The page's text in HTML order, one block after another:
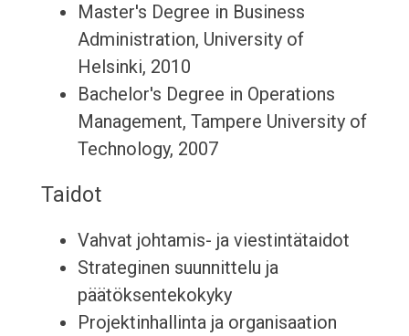
Master's Degree in Business
Administration, University of
Helsinki, 2010
Bachelor's Degree in Operations
Management, Tampere University of
Technology, 2007
Taidot
Vahvat johtamis- ja viestintätaidot
Strateginen suunnittelu ja
päätöksentekokyky
Projektinhallinta ja organisaation